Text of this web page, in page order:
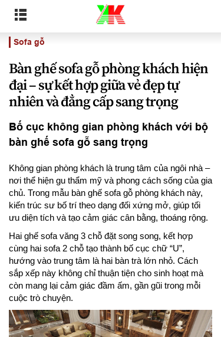
Sofa gỗ
Bàn ghế sofa gỗ phòng khách hiện
đại – sự kết hợp giữa vẻ đẹp tự
nhiên và đẳng cấp sang trọng
Bố cục không gian phòng khách với bộ
bàn ghế sofa gỗ sang trọng
Không gian phòng khách là trung tâm của ngôi nhà –
nơi thể hiện gu thẩm mỹ và phong cách sống của gia
chủ. Trong mẫu bàn ghế sofa gỗ phòng khách này,
kiến trúc sư bố trí theo dạng đối xứng mở, giúp tối
ưu diện tích và tạo cảm giác cân bằng, thoáng rộng.
Hai ghế sofa văng 3 chỗ đặt song song, kết hợp
cùng hai sofa 2 chỗ tạo thành bố cục chữ “U”,
hướng vào trung tâm là hai bàn trà lớn nhỏ. Cách
sắp xếp này không chỉ thuận tiện cho sinh hoạt mà
còn mang lại cảm giác đầm ấm, gần gũi trong mỗi
cuộc trò chuyện.